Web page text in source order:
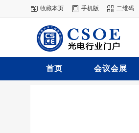
收藏本页 手机版 二维码
首页 会议会展